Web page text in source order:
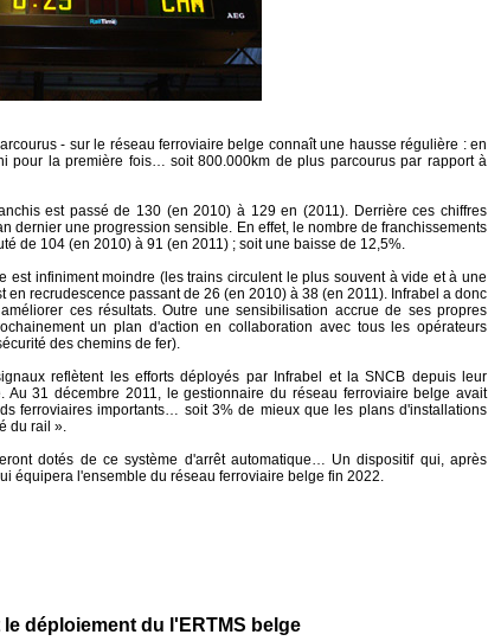
- sur le réseau ferroviaire belge connaît une hausse régulière : en
pour la première fois… soit 800.000km de plus parcourus par rapport à
est passé de 130 (en 2010) à 129 en (2011). Derrière ces chiffres
dernier une progression sensible. En effet, le nombre de franchissements
de 104 (en 2010) à 91 (en 2011) ; soit une baisse de 12,5%.
infiniment moindre (les trains circulent le plus souvent à vide et à une
recrudescence passant de 26 (en 2010) à 38 (en 2011). Infrabel a donc
ces résultats. Outre une sensibilisation accrue de ses propres
un plan d'action en collaboration avec tous les opérateurs
des chemins de fer).
reflètent les efforts déployés par Infrabel et la SNCB depuis leur
31 décembre 2011, le gestionnaire du réseau ferroviaire belge avait
ferroviaires importants… soit 3% de mieux que les plans d'installations
du rail ».
dotés de ce système d'arrêt automatique… Un dispositif qui, après
équipera l'ensemble du réseau ferroviaire belge fin 2022.
déploiement du l'ERTMS belge